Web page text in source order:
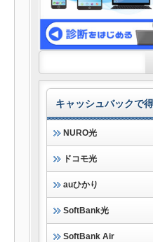
キャッシュバックで
NURO光
ドコモ光
auひかり
SoftBank光
SoftBank Air